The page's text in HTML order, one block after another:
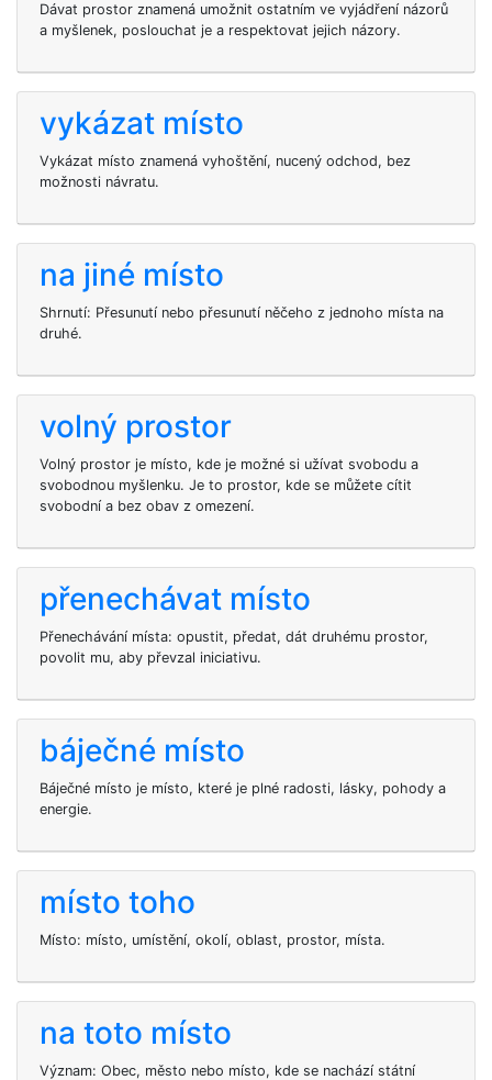
Dávat prostor znamená umožnit ostatním ve vyjádření názorů
a myšlenek, poslouchat je a respektovat jejich názory.
vykázat místo
Vykázat místo znamená vyhoštění, nucený odchod, bez
možnosti návratu.
na jiné místo
Shrnutí: Přesunutí nebo přesunutí něčeho z jednoho místa na
druhé.
volný prostor
Volný prostor je místo, kde je možné si užívat svobodu a
svobodnou myšlenku. Je to prostor, kde se můžete cítit
svobodní a bez obav z omezení.
přenechávat místo
Přenechávání místa: opustit, předat, dát druhému prostor,
povolit mu, aby převzal iniciativu.
báječné místo
Báječné místo je místo, které je plné radosti, lásky, pohody a
energie.
místo toho
Místo: místo, umístění, okolí, oblast, prostor, místa.
na toto místo
Význam: Obec, město nebo místo, kde se nachází státní